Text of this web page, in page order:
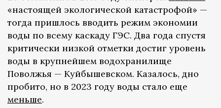
«настоящей экологической катастрофой» —
тогда пришлось вводить режим экономии
воды по всему каскаду ГЭС. Два года спустя
критически низкой отметки достиг уровень
воды в крупнейшем водохранилище
Поволжья — Куйбышевском. Казалось, дно
пробито, но в 2023 году воды стало еще
меньше.